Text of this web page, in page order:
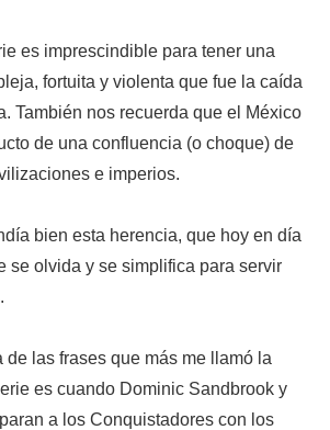
es imprescindible para tener una
fortuita y violenta que fue la caída
También nos recuerda que el México
de una confluencia (o choque) de
e imperios.
bien esta herencia, que hoy en día
se olvida y se simplifica para servir
de las frases que más me llamó la
es cuando Dominic Sandbrook y
a los Conquistadores con los